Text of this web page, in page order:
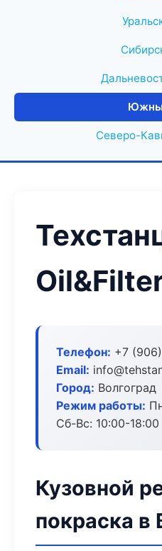
Северо-
Телефон: +7
Email:
Город: Волгоград
Режим работы:
Сб-Вс: 10:00-18:00
Кузовной
покраска в